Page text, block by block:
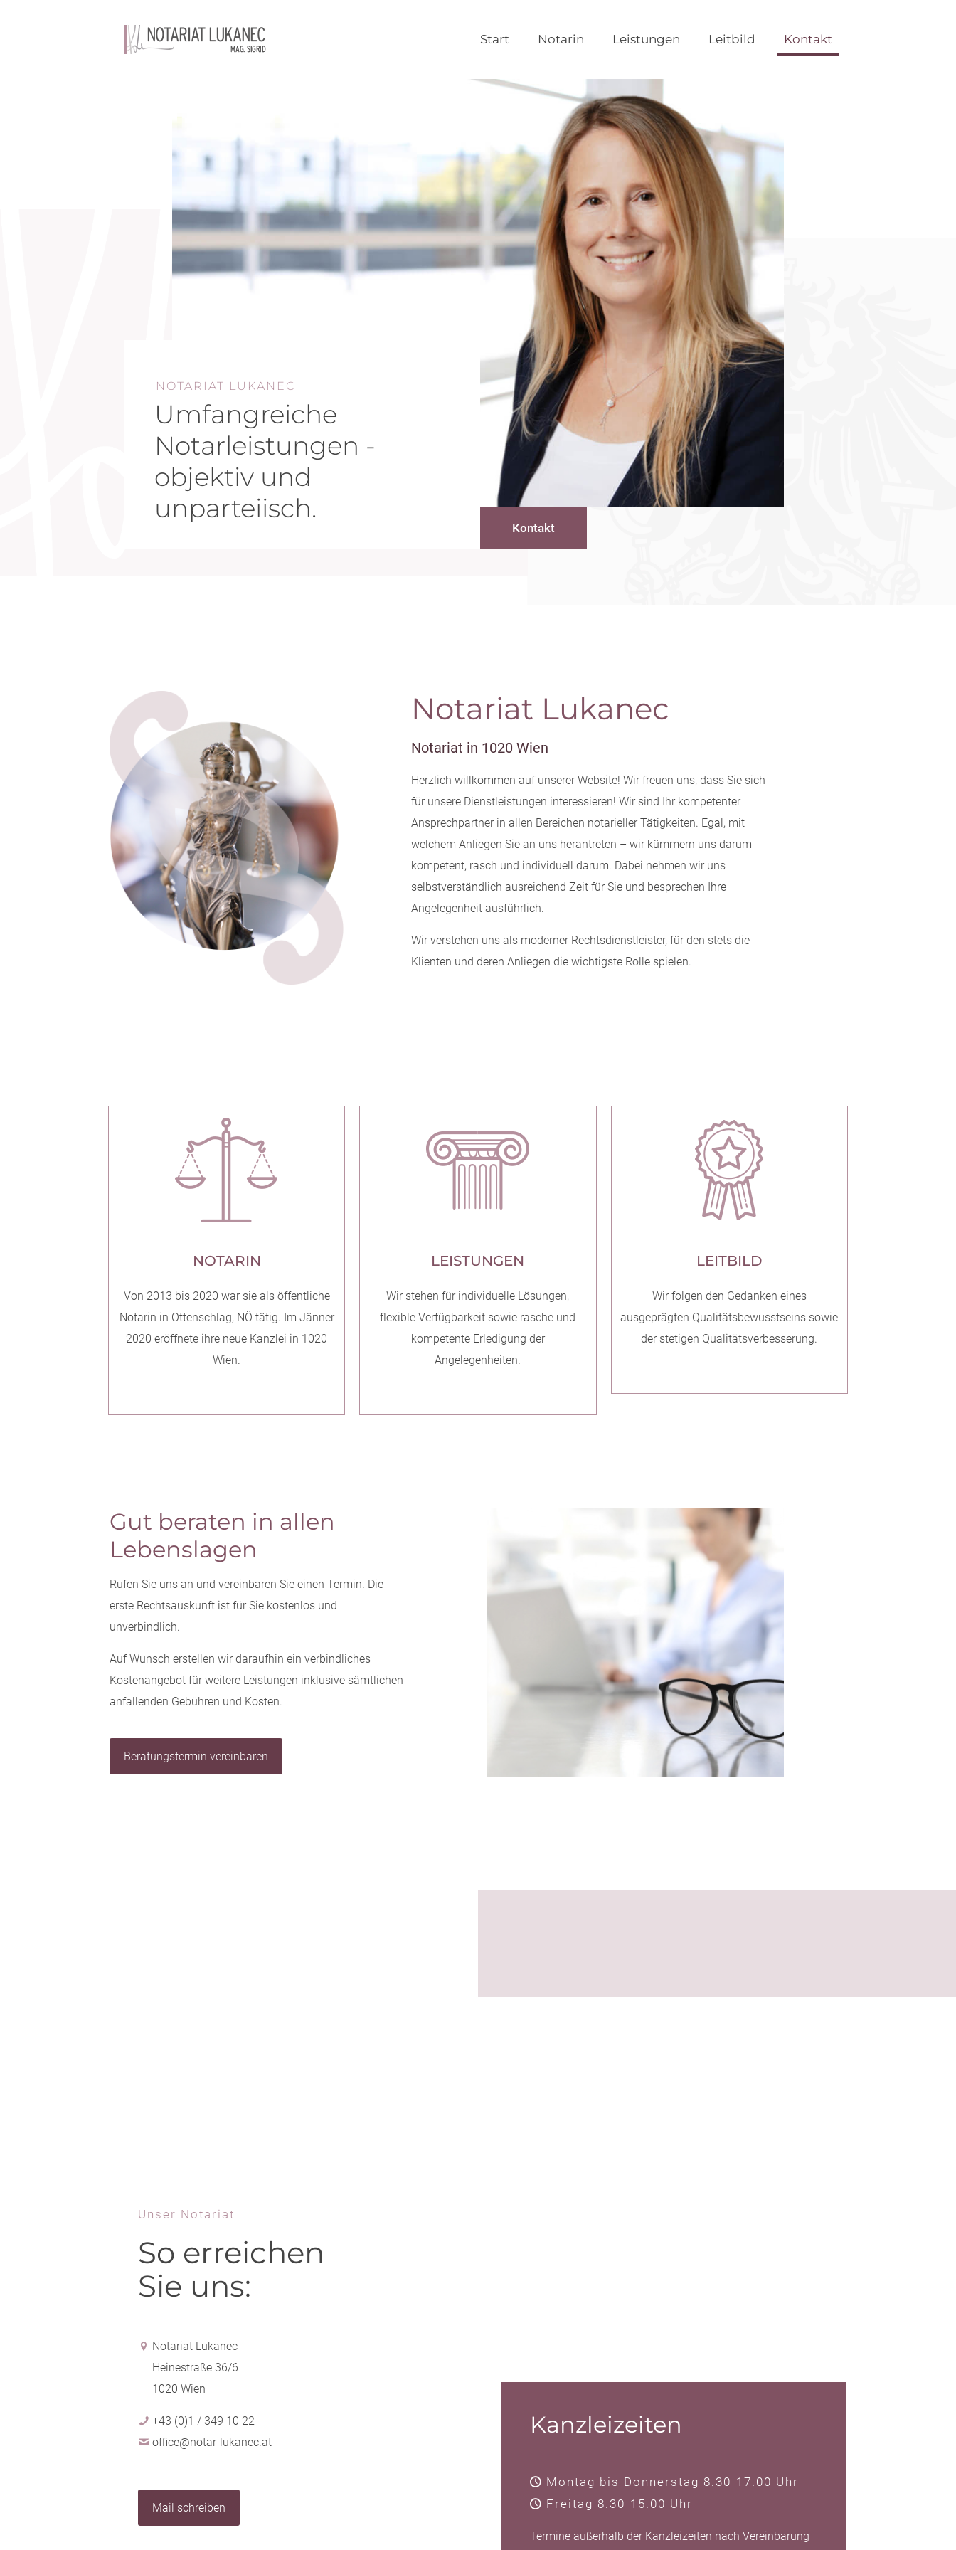
Start Notarin Leistungen Leitbild Kontakt
NOTARIAT LUKANEC
Umfangreiche
Notarleistungen -
objektiv und
unparteiisch.
Kontakt
Notariat Lukanec
Notariat in 1020 Wien
Herzlich willkommen auf unserer Website! Wir freuen uns, dass Sie sich
für unsere Dienstleistungen interessieren! Wir sind Ihr kompetenter
Ansprechpartner in allen Bereichen notarieller Tätigkeiten. Egal, mit
welchem Anliegen Sie an uns herantreten – wir kümmern uns darum
kompetent, rasch und individuell darum. Dabei nehmen wir uns
selbstverständlich ausreichend Zeit für Sie und besprechen Ihre
Angelegenheit ausführlich.
Wir verstehen uns als moderner Rechtsdienstleister, für den stets die
Klienten und deren Anliegen die wichtigste Rolle spielen.
NOTARIN
Von 2013 bis 2020 war sie als öffentliche
Notarin in Ottenschlag, NÖ tätig. Im Jänner
2020 eröffnete ihre neue Kanzlei in 1020
Wien.
LEISTUNGEN
Wir stehen für individuelle Lösungen,
flexible Verfügbarkeit sowie rasche und
kompetente Erledigung der
Angelegenheiten.
LEITBILD
Wir folgen den Gedanken eines
ausgeprägten Qualitätsbewusstseins sowie
der stetigen Qualitätsverbesserung.
Gut beraten in allen
Lebenslagen
Rufen Sie uns an und vereinbaren Sie einen Termin. Die
erste Rechtsauskunft ist für Sie kostenlos und
unverbindlich.
Auf Wunsch erstellen wir daraufhin ein verbindliches
Kostenangebot für weitere Leistungen inklusive sämtlichen
anfallenden Gebühren und Kosten.
Beratungstermin vereinbaren
Unser Notariat
So erreichen
Sie uns:
Notariat Lukanec
Heinestraße 36/6
1020 Wien
+43 (0)1 / 349 10 22
office@notar-lukanec.at
Mail schreiben
Kanzleizeiten
Montag bis Donnerstag 8.30-17.00 Uhr
Freitag 8.30-15.00 Uhr
Termine außerhalb der Kanzleizeiten nach Vereinbarung